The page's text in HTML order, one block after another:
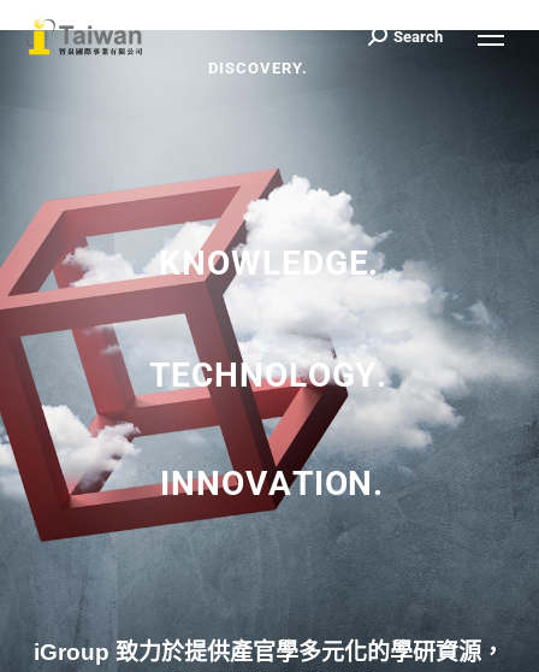
Search:
Search
iGroup 致力於提供產官學多元化的學研資源，
DISCOV ERY.
KNOW LEDGE.
TECHNOLOGY.
INNOVATION.